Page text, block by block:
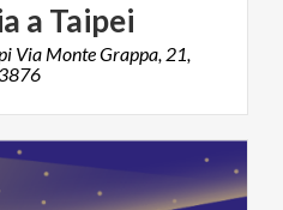
a Taipei
Via Monte Grappa, 21,